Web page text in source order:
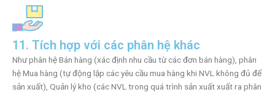
11. Tích hợp với các phân hệ khác
Như phân hệ Bán hàng (xác định nhu cầu từ các đơn bán hàng), phân
hệ Mua hàng (tự động lập các yêu cầu mua hàng khi NVL không đủ để
sản xuất), Quản lý kho (các NVL trong quá trình sản xuất xuất ra phân